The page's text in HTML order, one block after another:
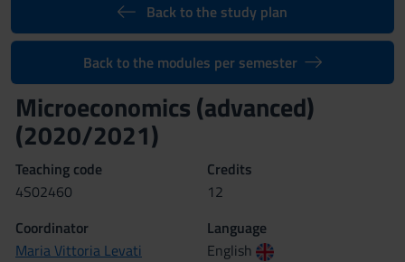
Back to the study plan
Back to the modules per semester
Microeconomics (advanced)
(2020/2021)
Teaching code
4S02460
Credits
12
Coordinator
Maria Vittoria Levati
Language
English